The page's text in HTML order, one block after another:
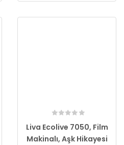
Liva Ecolive 7050, Film
Makinalı, Aşk Hikayesi